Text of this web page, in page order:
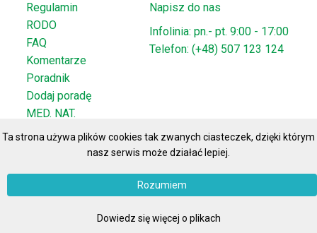
Regulamin
RODO
FAQ
Komentarze
Poradnik
Dodaj poradę
MED. NAT.
Napisz do nas
Infolinia: pn.- pt. 9:00 - 17:00
Telefon: (+48) 507 123 124
prywatności
Ta strona używa plików cookies tak zwanych ciasteczek, dzięki którym
nasz serwis może działać lepiej.
Rozumiem
Dowiedz się więcej o plikach